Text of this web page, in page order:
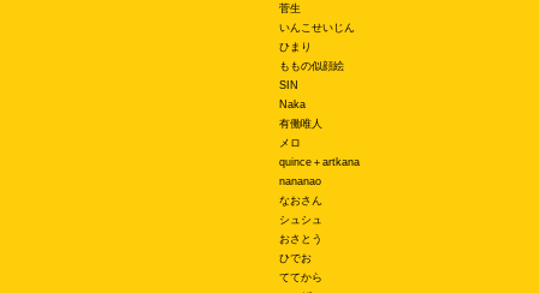
菅生
いんこせいじん
ひまり
ももの似顔絵
SIN
Naka
有働唯人
メロ
quince＋artkana
nananao
なおさん
シュシュ
おさとう
ひでお
ててから